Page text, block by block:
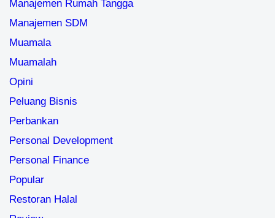
Manajemen Rumah Tangga
Manajemen SDM
Muamala
Muamalah
Opini
Peluang Bisnis
Perbankan
Personal Development
Personal Finance
Popular
Restoran Halal